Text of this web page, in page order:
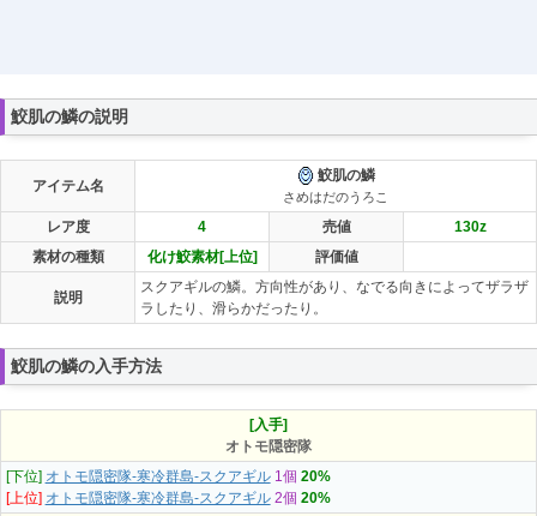
鮫肌の鱗の説明
アイテム名
鮫肌の鱗
さめはだのうろこ
レア度 4 売値 130z
素材の種類
化け鮫素材[上位] 評価値
説明
スクアギルの鱗。方向性があり、なでる向きによってザラザ
ラしたり、滑らかだったり。
鮫肌の鱗の入手方法
[入手]
オトモ隠密隊
[下位] オトモ隠密隊-寒冷群島-スクアギル 1個 20%
[上位] オトモ隠密隊-寒冷群島-スクアギル 2個 20%